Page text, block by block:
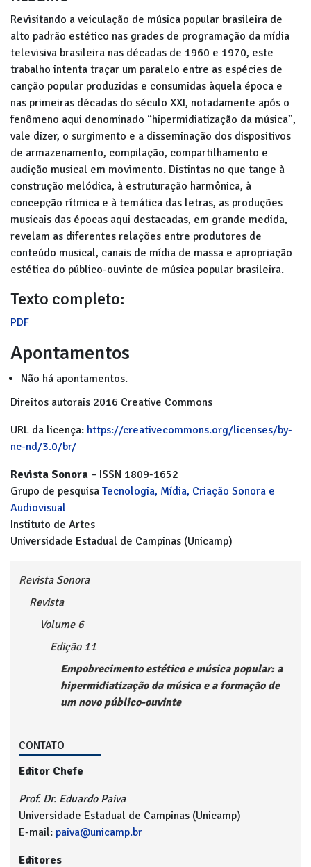
Revisitando a veiculação de música popular brasileira de
alto padrão estético nas grades de programação da mídia
televisiva brasileira nas décadas de 1960 e 1970, este
trabalho intenta traçar um paralelo entre as espécies de
canção popular produzidas e consumidas àquela época e
nas primeiras décadas do século XXI, notadamente após o
fenômeno aqui denominado “hipermidiatização da música”,
vale dizer, o surgimento e a disseminação dos dispositivos
de armazenamento, compilação, compartilhamento e
audição musical em movimento. Distintas no que tange à
construção melódica, à estruturação harmônica, à
concepção rítmica e à temática das letras, as produções
musicais das épocas aqui destacadas, em grande medida,
revelam as diferentes relações entre produtores de
conteúdo musical, canais de mídia de massa e apropriação
estética do público-ouvinte de música popular brasileira.
Texto completo:
PDF
Apontamentos
Não há apontamentos.
Direitos autorais 2016 Creative Commons
URL da licença: https://creativecommons.org/licenses/by-
nc-nd/3.0/br/
Revista Sonora – ISSN 1809-1652
Grupo de pesquisa Tecnologia, Mídia, Criação Sonora e
Audiovisual
Instituto de Artes
Universidade Estadual de Campinas (Unicamp)
Revista Sonora
Revista
Volume 6
Edição 11
Empobrecimento estético e música popular: a
hipermidiatização da música e a formação de
um novo público-ouvinte
CONTATO
Editor Chefe
Prof. Dr. Eduardo Paiva
Universidade Estadual de Campinas (Unicamp)
E-mail: paiva@unicamp.br
Editores